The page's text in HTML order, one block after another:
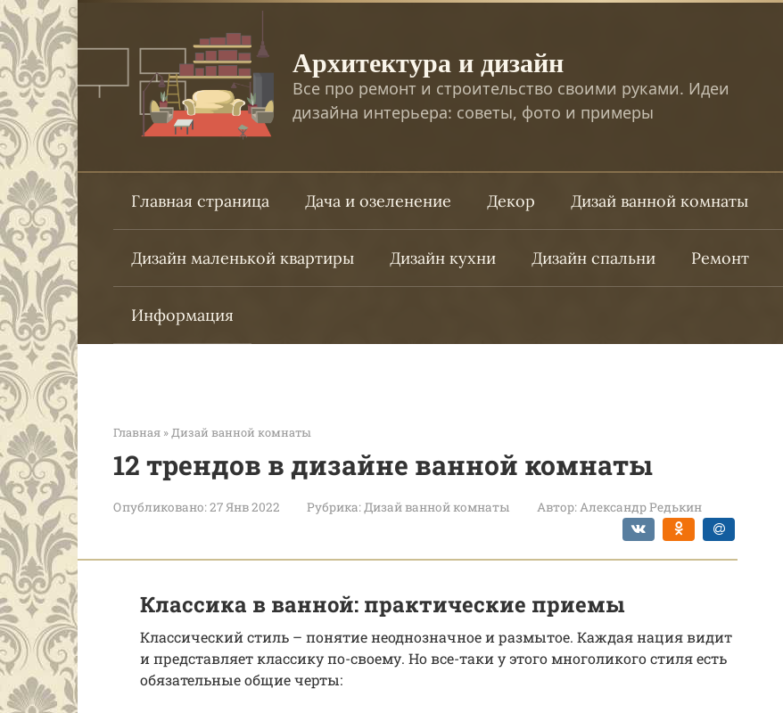
Перейти
к
контенту
Архитектура и дизайн
Все про ремонт и строительство своими руками. Идеи
дизайна интерьера: советы, фото и примеры
Главная страница Дача и озеленение Декор Дизай ванной комнаты
Дизайн маленькой квартиры Дизайн кухни Дизайн спальни Ремонт
Информация
Главная » Дизай ванной комнаты
12 трендов в дизайне ванной комнаты
Опубликовано:27 Янв 2022 Рубрика:Дизай ванной комнаты Автор:Александр Редькин
Классика в ванной: практические приемы
Классический стиль – понятие неоднозначное и размытое. Каждая нация видит
и представляет классику по-своему. Но все-таки у этого многоликого стиля есть
обязательные общие черты: